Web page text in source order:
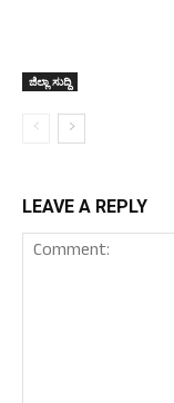
ಜಿಲ್ಲಾ ಸುದ್ದಿ
LEAVE A REPLY